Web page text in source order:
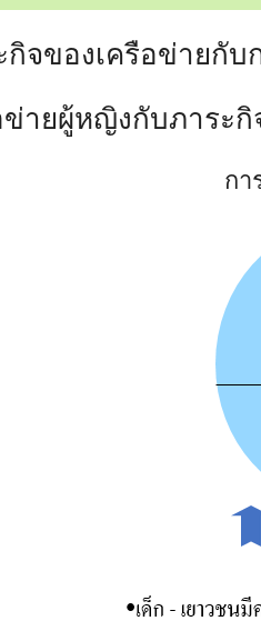
กิจของเครือข่ายกั
ข่ายผู้หญิงกับภาระ
กา